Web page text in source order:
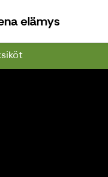
elämys